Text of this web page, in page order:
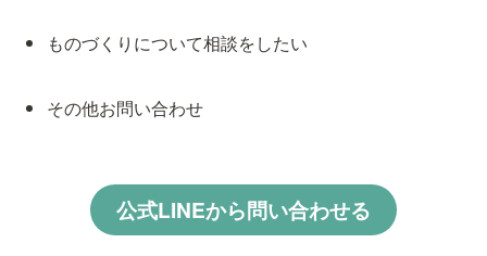
ものづくりについて相談をしたい
その他お問い合わせ
公式LINEから問い合わせる